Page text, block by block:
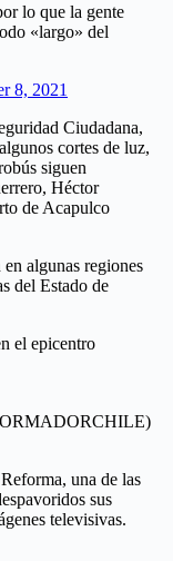
lo que la gente
«largo» del
8, 2021
Ciudadana,
cortes de luz,
siguen
Héctor
de Acapulco
algunas regiones
del Estado de
el epicentro
una de las
sus
televisivas.